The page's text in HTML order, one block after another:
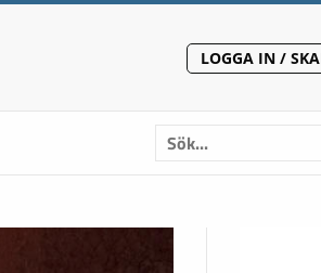
LOGGA IN /